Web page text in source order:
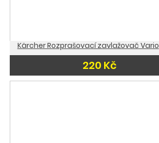
Kärcher Rozprašovací zavlažovač Vario
220 Kč